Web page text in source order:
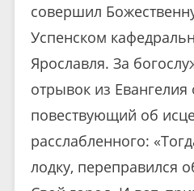
совершил
Успенском
Ярославля. За
отрывок из Евангелия
повествующий об
расслабленного:
лодку, переправился